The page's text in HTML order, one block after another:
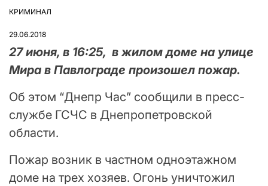
ОПУБЛІКУВАТИ
КРИМИНАЛ
29.06.2018
27 июня, в 16:25, в жилом доме на улице
Мира в Павлограде произошел пожар.
Об этом “Днепр Час” сообщили в пресс-
службе ГСЧС в Днепропетровской
области.
Пожар возник в частном одноэтажном
доме на трех хозяев. Огонь уничтожил